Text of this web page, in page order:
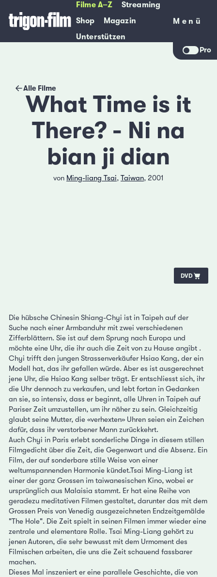
Filme A–Z
Streaming
Shop
Magazin
Unterstützen
Menü
Menü
Pro
Alle Filme
What Time is it
There? - Ni na
bian ji dian
von Ming-liang Tsai, Taiwan, 2001
DVD
Die hübsche Chinesin Shiang-Chyi ist in Taipeh auf der
Suche nach einer Armbanduhr mit zwei verschiedenen
Zifferblättern. Sie ist auf dem Sprung nach Europa und
möchte eine Uhr, die ihr auch die Zeit von zu Hause angibt .
Chyi trifft den jungen Strassenverkäufer Hsiao Kang, der ein
Modell hat, das ihr gefallen würde. Aber es ist ausgerechnet
jene Uhr, die Hsiao Kang selber trägt. Er entschliesst sich, ihr
die Uhr dennoch zu verkaufen, und lebt fortan in Gedanken
an sie, so intensiv, dass er beginnt, alle Uhren in Taipeh auf
Pariser Zeit umzustellen, um ihr näher zu sein. Gleichzeitig
glaubt seine Mutter, die «verhexten» Uhren seien ein Zeichen
dafür, dass ihr verstorbener Mann zurückkehrt.
Auch Chyi in Paris erlebt sonderliche Dinge in diesem stillen
Filmgedicht über die Zeit, die Gegenwart und die Absenz. Ein
Film, der auf sonderbare stille Weise von einer
weltumspannenden Harmonie kündet.Tsai Ming-Liang ist
einer der ganz Grossen im taiwanesischen Kino, wobei er
ursprünglich aus Malaisia stammt. Er hat eine Reihe von
geradezu meditativen Filmen gestaltet, darunter das mit dem
Grossen Preis von Venedig ausgezeichneten Endzeitgemälde
"The Hole". Die Zeit spielt in seinen Filmen immer wieder eine
zentrale und elementare Rolle. Tsai Ming-Liang gehört zu
jenen Autoren, die sehr bewusst mit dem Urmoment des
Filmischen arbeiten, die uns die Zeit schauend fassbarer
machen.
Dieses Mal inszeniert er eine parallele Geschichte, die von